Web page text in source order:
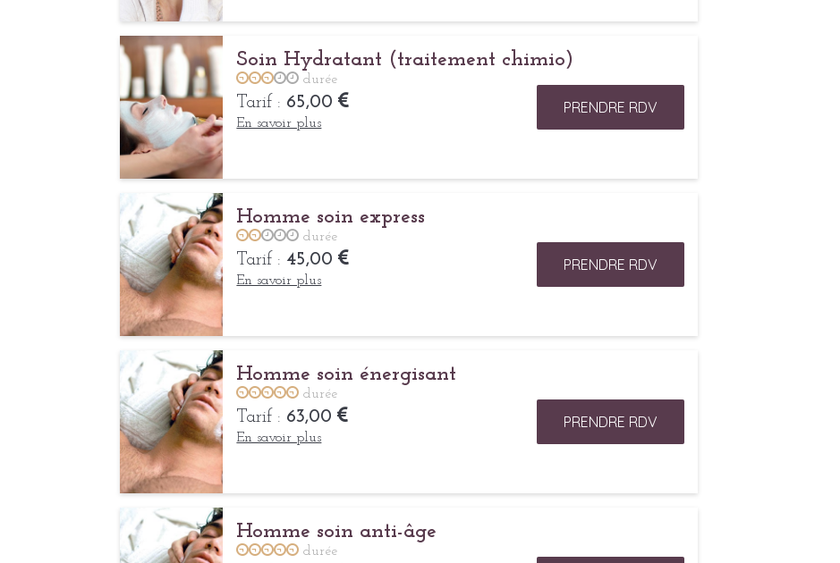
Soin Hydratant (traitement chimio)
durée
Tarif : 65,00
En savoir plus
PRENDRE RDV
Homme soin express
durée
Tarif : 45,00
En savoir plus
PRENDRE RDV
Homme soin énergisant
durée
Tarif : 63,00
En savoir plus
PRENDRE RDV
Homme soin anti-âge
durée